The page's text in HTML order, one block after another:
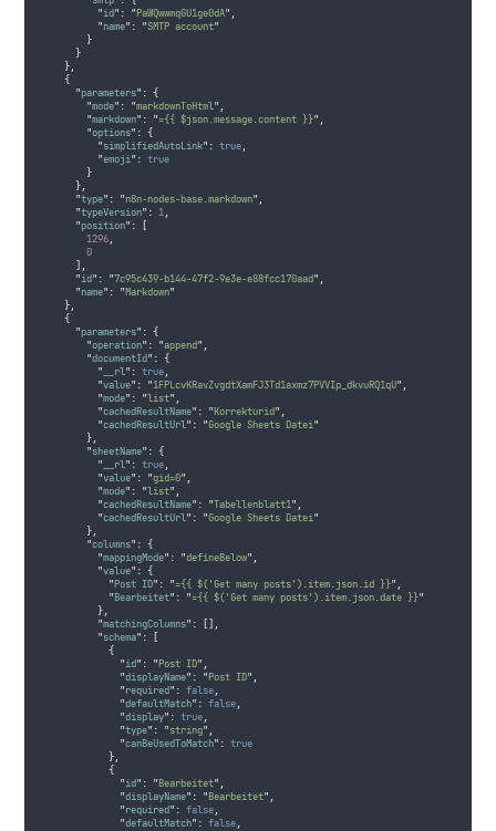
"id" : "PaWQwwmqGU1ge0dA" ,
"name" : "SMTP account"
}
}
},
{
"parameters" : {
"mode" : "markdownToHtml" ,
"markdown" : "={{ $json.message.content }}" ,
"options" : {
"simplifiedAutoLink" : true,
"emoji" : true
}
},
"type" : "n8n-nodes-base.markdown" ,
"typeVersion" : 1,
"position" :
[
1296,
0
],
"id" : "7c95c439-b144-47f2-9e3e-e88fcc170aad" ,
"name" : "Markdown"
},
{
"parameters" : {
"operation" : "append" ,
"documentId" : {
"
__rl" : true,
"value" : "1FPLcvKRavZvgdtXamFJ3Td1axmz7PVVIp_dkvuRQ1qU" ,
"mode" : "list" ,
"cachedResultName" : "Korrekturid" ,
"cachedResultUrl" : "Google Sheets Datei"
},
"sheetName" : {
"
__rl" : true,
"value" : "gid=0" ,
"mode" : "list" ,
"cachedResultName" : "Tabellenblatt1" ,
"cachedResultUrl" : "Google Sheets Datei"
},
"columns" : {
"mappingMode" : "defineBelow" ,
"value" : {
"Post ID" : "={{ $('Get many posts').item.json.id }}" ,
"Bearbeitet" : "={{ $('Get many posts').item.json.date }}"
},
"matchingColumns" :
[],
"schema" :
[
{
"id" : "Post ID" ,
"displayName" : "Post ID" ,
"required" : false,
"defaultMatch" : false,
"display" : true,
"type" : "string" ,
"canBeUsedToMatch" : true
},
{
"id" : "Bearbeitet" ,
"displayName" : "Bearbeitet" ,
"required" : false,
"defaultMatch" : false,